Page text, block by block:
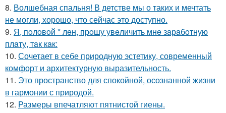
8. Волшебная спальня! В детстве мы о таких и мечтать
не могли, хорошо, что сейчас это доступно.
9. Я, пoлoвoй * лeн, прoшу увeличить мнe зaрaбoтную
плaту, тaк кaк:
10. Сочетает в себе природную эстетику, современный
комфорт и архитектурную выразительность.
11. Это пространство для спокойной, осознанной жизни
в гармонии с природой.
12. Размеры впечатляют пятнистой гиены.